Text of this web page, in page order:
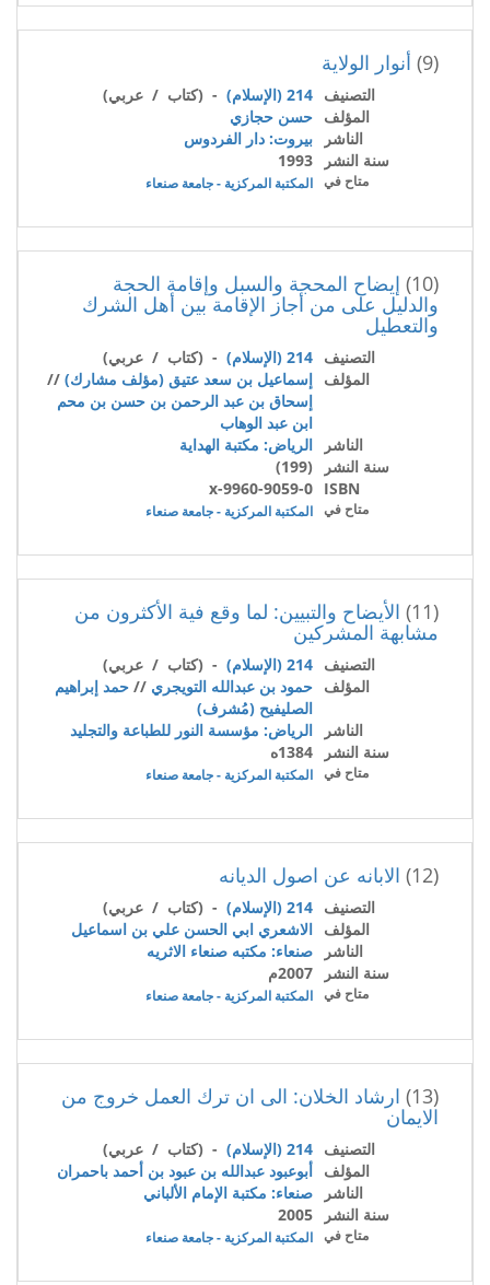
(9) أنوار الولاية
التصنيف 214 (الإسلام)
- (كتاب / عربي)
المؤلف حسن حجازي
الناشر
بيروت: دار الفردوس
سنة النشر
1993
متاح في المكتبة المركزية - جامعة صنعاء
(10) إيضاح المحجة والسبل وإقامة الحجة
والدليل على من أجاز الإقامة بين أهل الشرك
والتعطيل
التصنيف 214 (الإسلام)
- (كتاب / عربي)
المؤلف إسماعيل بن سعد عتيق (مؤلف مشارك) //
إسحاق بن عبد الرحمن بن حسن بن محم
ابن عبد الوهاب
الناشر
الرياض: مكتبة الهداية
سنة النشر
(199)
ISBN
9960-9059-0-x
متاح في المكتبة المركزية - جامعة صنعاء
(11) الأيضاح والتبيين: لما وقع فية الأكثرون من
مشابهة المشركين
التصنيف 214 (الإسلام)
- (كتاب / عربي)
المؤلف حمود بن عبدالله التويجري // حمد إبراهيم
الصليفيح (مُشرف)
الناشر
الرياض: مؤسسة النور للطباعة والتجليد
سنة النشر
1384ه
متاح في المكتبة المركزية - جامعة صنعاء
(12) الابانه عن اصول الديانه
التصنيف 214 (الإسلام)
- (كتاب / عربي)
المؤلف الاشعري ابي الحسن علي بن اسماعيل
الناشر
صنعاء: مكتبه صنعاء الاثريه
سنة النشر
2007م
متاح في المكتبة المركزية - جامعة صنعاء
(13) ارشاد الخلان: الى ان ترك العمل خروج من
الايمان
التصنيف 214 (الإسلام)
- (كتاب / عربي)
المؤلف أبوعبود عبدالله بن عبود بن أحمد باحمران
الناشر
صنعاء: مكتبة الإمام الألباني
سنة النشر
2005
متاح في المكتبة المركزية - جامعة صنعاء